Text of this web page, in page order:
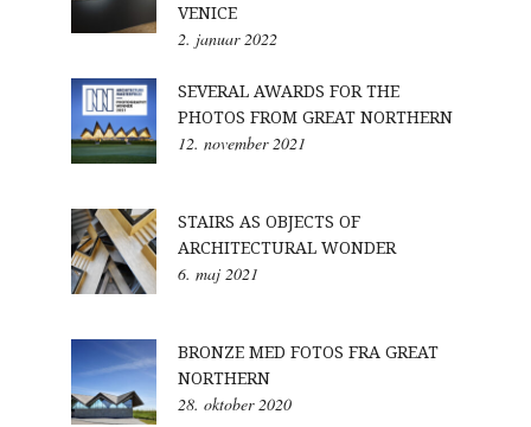
VENICE
2. januar 2022
SEVERAL AWARDS FOR THE
PHOTOS FROM GREAT NORTHERN
12. november 2021
STAIRS AS OBJECTS OF
ARCHITECTURAL WONDER
6. maj 2021
BRONZE MED FOTOS FRA GREAT
NORTHERN
28. oktober 2020